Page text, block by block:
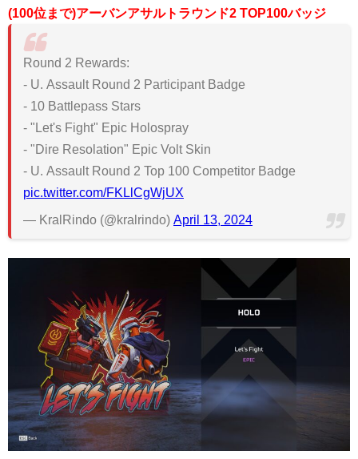
(100位まで)アーバンアサルトラウンド2 TOP100バッジ
Round 2 Rewards:
- U. Assault Round 2 Participant Badge
- 10 Battlepass Stars
- "Let's Fight" Epic Holospray
- "Dire Resolation" Epic Volt Skin
- U. Assault Round 2 Top 100 Competitor Badge
pic.twitter.com/FKLlCgWjUX
— KralRindo (@kralrindo) April 13, 2024